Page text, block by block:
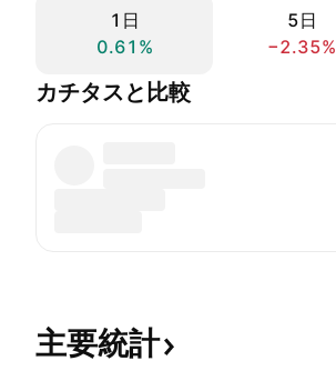
1日
0.61%
5日
−2.35%
カチタスと比較
主要統計